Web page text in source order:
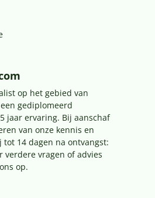
op het gebied van
gediplomeerd
jaar ervaring. Bij aanschaf
van onze kennis en
14 dagen na ontvangst:
verdere vragen of advies
op.